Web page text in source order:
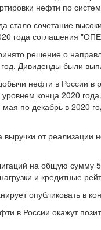
нефти по
сочетание
года соглашения
решение о
Дивиденды были
нефти в России
конца 2020
мая по декабрь в 2020
от реализации
на общую сумму
и кредитные
опубликовать в
в России окажут